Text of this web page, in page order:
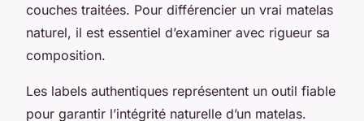
couches traitées. Pour différencier un vrai matelas
naturel, il est essentiel d’examiner avec rigueur sa
composition.
Les labels authentiques représentent un outil fiable
pour garantir l’intégrité naturelle d’un matelas.